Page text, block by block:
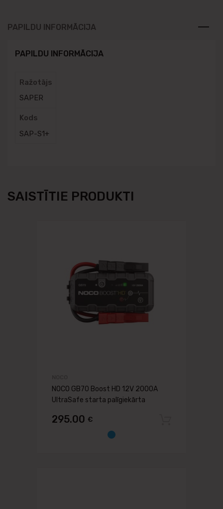
PAPILDU INFORMĀCIJA
PAPILDU INFORMĀCIJA
Ražotājs
SAPER
Kods
SAP-S1+
SAISTĪTIE PRODUKTI
NOCO GB70 Boost HD 12V 2000A
UltraSafe starta palīgiekārta
295.00 €